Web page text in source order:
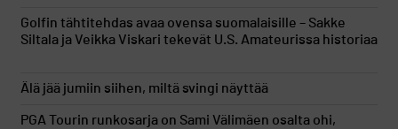
Golfin tähtitehdas avaa ovensa suomalaisille – Sakke
Siltala ja Veikka Viskari tekevät U.S. Amateurissa historiaa
Älä jää jumiin siihen, miltä svingi näyttää
PGA Tourin runkosarja on Sami Välimäen osalta ohi,